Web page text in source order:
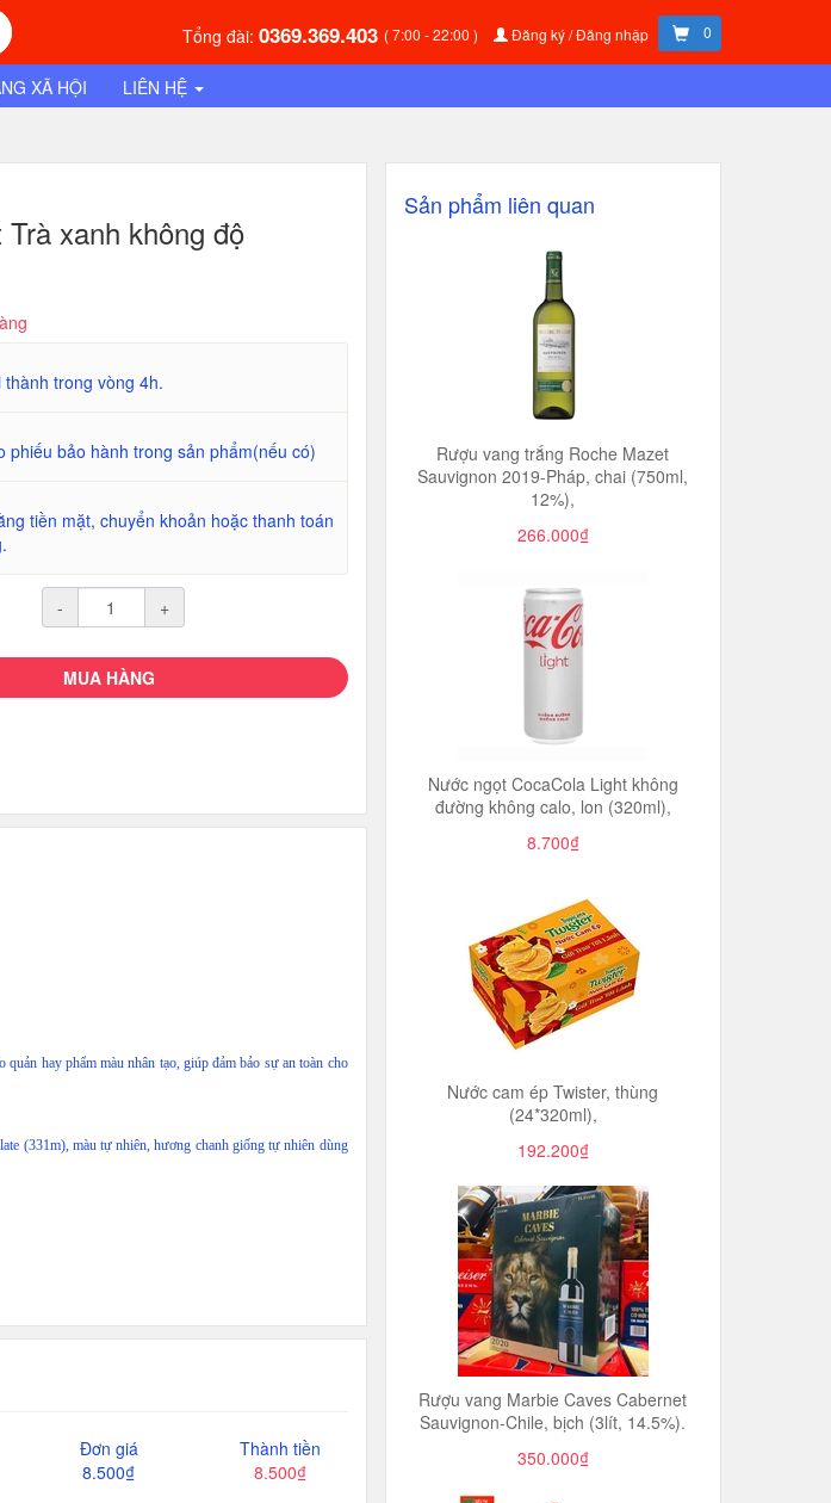
Tổng đài: 0369.369.403 ( 7:00 - 22:00 ) Đăng ký / Đăng nhập 0
XÃ HỘI LIÊN HỆ
xanh không độ
trong vòng 4h.
phiếu bảo hành trong sản phẩm(nếu có)
tiền mặt, chuyển khoản hoặc thanh toán
- +
MUA HÀNG
hay phẩm màu nhân tạo, giúp đảm bảo sự an toàn cho
(331m), màu tự nhiên, hương chanh giống tự nhiên dùng
Đơn giá
8.500₫
Thành tiền
8.500₫
Sản phẩm liên quan
Rượu vang trắng Roche Mazet
Sauvignon 2019-Pháp, chai (750ml,
12%),
266.000₫
Nước ngọt CocaCola Light không
đường không calo, lon (320ml),
8.700₫
Nước cam ép Twister, thùng
(24*320ml),
192.200₫
Rượu vang Marbie Caves Cabernet
Sauvignon-Chile, bịch (3lít, 14.5%).
350.000₫